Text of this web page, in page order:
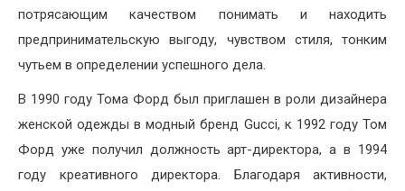
потрясающим качеством понимать и находить
предпринимательскую выгоду, чувством стиля, тонким
чутьем в определении успешного дела.
В 1990 году Тома Форд был приглашен в роли дизайнера
женской одежды в модный бренд Gucci, к 1992 году Том
Форд уже получил должность арт-директора, а в 1994
году креативного директора. Благодаря активности,